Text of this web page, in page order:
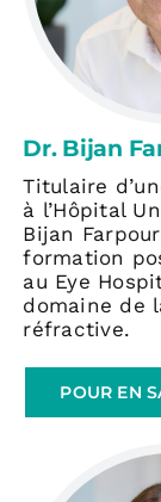
Dr. Bijan
Titulaire
à l’Hôpital
Bijan
formation
au Eye
domaine de
réfractive.
POUR EN